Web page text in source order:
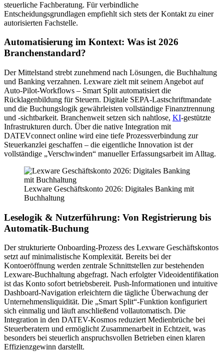
steuerliche Fachberatung. Für verbindliche
Entscheidungsgrundlagen empfiehlt sich stets der Kontakt zu einer
autorisierten Fachstelle.
Automatisierung im Kontext: Was ist 2026
Branchenstandard?
Der Mittelstand strebt zunehmend nach Lösungen, die Buchhaltung
und Banking verzahnen. Lexware zielt mit seinem Angebot auf
Auto-Pilot-Workflows – Smart Split automatisiert die
Rücklagenbildung für Steuern. Digitale SEPA-Lastschriftmandate
und die Buchungslogik gewährleisten vollständige Finanztrennung
und -sichtbarkeit. Branchenweit setzen sich nahtlose, KI-gestützte
Infrastrukturen durch. Über die native Integration mit
DATEVconnect online wird eine tiefe Prozessverbindung zur
Steuerkanzlei geschaffen – die eigentliche Innovation ist der
vollständige „Verschwinden“ manueller Erfassungsarbeit im Alltag.
Lexware Geschäftskonto 2026: Digitales Banking mit
Buchhaltung
Leselogik & Nutzerführung: Von Registrierung bis
Automatik-Buchung
Der strukturierte Onboarding-Prozess des Lexware Geschäftskontos
setzt auf minimalistische Komplexität. Bereits bei der
Kontoeröffnung werden zentrale Schnittstellen zur bestehenden
Lexware-Buchhaltung abgefragt. Nach erfolgter Videoidentifikation
ist das Konto sofort betriebsbereit. Push-Informationen und intuitive
Dashboard-Navigation erleichtern die tägliche Überwachung der
Unternehmensliquidität. Die „Smart Split“-Funktion konfiguriert
sich einmalig und läuft anschließend vollautomatisch. Die
Integration in den DATEV-Kosmos reduziert Medienbrüche bei
Steuerberatern und ermöglicht Zusammenarbeit in Echtzeit, was
besonders bei steuerlich anspruchsvollen Betrieben einen klaren
Effizienzgewinn darstellt.